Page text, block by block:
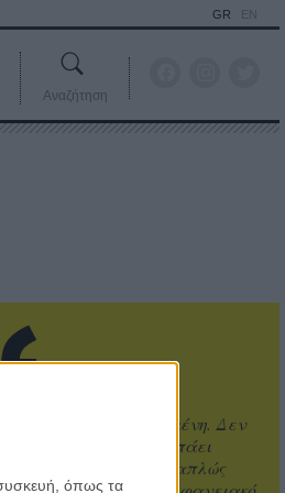
όπως τα
GR EN
Αναζήτηση
είναι υπερτιμημένη. Δεν
καλύτερο, δεν σε πάει
η επιτυχία. Είναι απλώς